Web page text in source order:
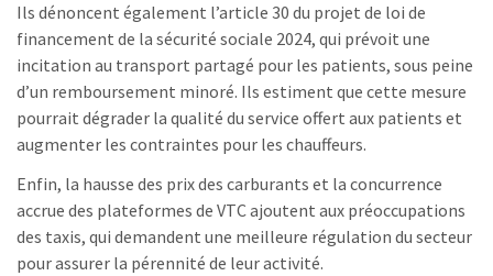
Ils dénoncent également l’article 30 du projet de loi de
financement de la sécurité sociale 2024, qui prévoit une
incitation au transport partagé pour les patients, sous peine
d’un remboursement minoré. Ils estiment que cette mesure
pourrait dégrader la qualité du service offert aux patients et
augmenter les contraintes pour les chauffeurs.
Enfin, la hausse des prix des carburants et la concurrence
accrue des plateformes de VTC ajoutent aux préoccupations
des taxis, qui demandent une meilleure régulation du secteur
pour assurer la pérennité de leur activité.